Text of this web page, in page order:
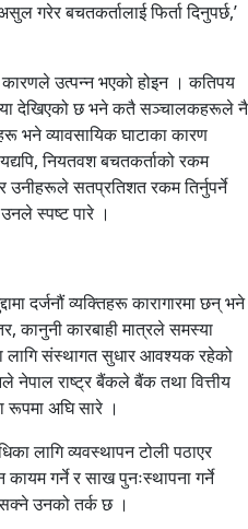
गरेर बचतकर्तालाई फिर्ता दिनुपर्छ,’
उत्पन्न भएको होइन । कतिपय
देखिएको छ भने कतै सञ्चालकहरूले नै
भने व्यावसायिक घाटाका कारण
नियतवश बचतकर्ताको रकम
उनीहरूले सतप्रतिशत रकम तिर्नुपर्ने
स्पष्ट पारे ।
दर्जनौं व्यक्तिहरू कारागारमा छन् भने
कानुनी कारबाही मात्रले समस्या
संस्थागत सुधार आवश्यक रहेको
राष्ट्र बैंकले बैंक तथा वित्तीय
रूपमा अघि सारे ।
लागि व्यवस्थापन टोली पठाएर
कायम गर्ने र साख पुनःस्थापना गर्ने
उनको तर्क छ ।